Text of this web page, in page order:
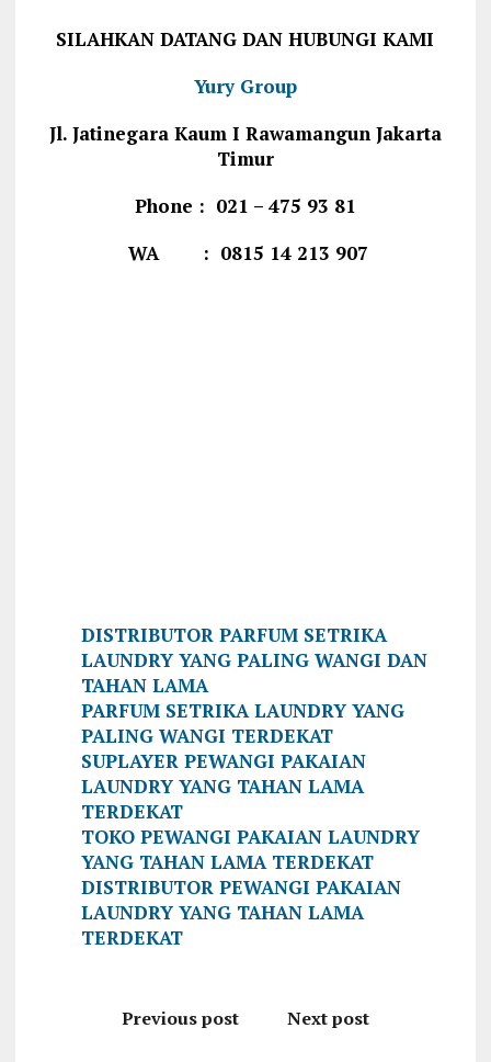
SILAHKAN DATANG DAN HUBUNGI KAMI
Yury Group
Jl. Jatinegara Kaum I Rawamangun Jakarta
Timur
Phone : 021 – 475 93 81
WA : 0815 14 213 907
DISTRIBUTOR PARFUM SETRIKA
LAUNDRY YANG PALING WANGI DAN
TAHAN LAMA
PARFUM SETRIKA LAUNDRY YANG
PALING WANGI TERDEKAT
SUPLAYER PEWANGI PAKAIAN
LAUNDRY YANG TAHAN LAMA
TERDEKAT
TOKO PEWANGI PAKAIAN LAUNDRY
YANG TAHAN LAMA TERDEKAT
DISTRIBUTOR PEWANGI PAKAIAN
LAUNDRY YANG TAHAN LAMA
TERDEKAT
Previous post Next post